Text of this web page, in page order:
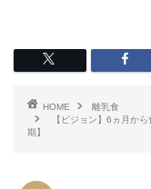
HOME
離乳食
【ピジョン】6ヵ月か
期】